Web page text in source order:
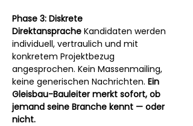
Phase 3: Diskrete
Direktansprache Kandidaten werden
individuell, vertraulich und mit
konkretem Projektbezug
angesprochen. Kein Massenmailing,
keine generischen Nachrichten. Ein
Gleisbau-Bauleiter merkt sofort, ob
jemand seine Branche kennt — oder
nicht.